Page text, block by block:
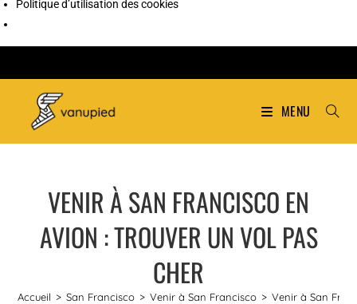
Politique d’utilisation des cookies
MENU
VENIR À SAN FRANCISCO EN
AVION : TROUVER UN VOL PAS
CHER
Accueil > San Francisco > Venir à San Francisco > Venir à San